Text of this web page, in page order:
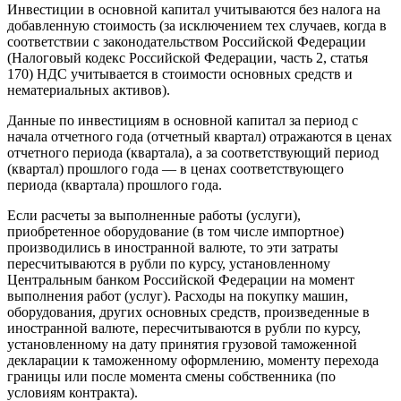
Инвестиции в основной капитал учитываются без налога на
добавленную стоимость (за исключением тех случаев, когда в
соответствии с законодательством Российской Федерации
(Налоговый кодекс Российской Федерации, часть 2, статья
170) НДС учитывается в стоимости основных средств и
нематериальных активов).
Данные по инвестициям в основной капитал за период с
начала отчетного года (отчетный квартал) отражаются в ценах
отчетного периода (квартала), а за соответствующий период
(квартал) прошлого года — в ценах соответствующего
периода (квартала) прошлого года.
Если расчеты за выполненные работы (услуги),
приобретенное оборудование (в том числе импортное)
производились в иностранной валюте, то эти затраты
пересчитываются в рубли по курсу, установленному
Центральным банком Российской Федерации на момент
выполнения работ (услуг). Расходы на покупку машин,
оборудования, других основных средств, произведенные в
иностранной валюте, пересчитываются в рубли по курсу,
установленному на дату принятия грузовой таможенной
декларации к таможенному оформлению, моменту перехода
границы или после момента смены собственника (по
условиям контракта).